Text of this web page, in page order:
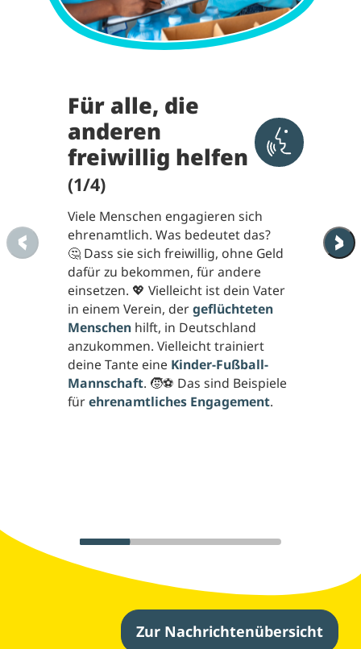
Für alle, die
anderen
freiwillig helfen
(1/4)
Aktivieren
Viele Menschen engagieren sich
ehrenamtlich. Was bedeutet das?
🤔 Dass sie sich freiwillig, ohne Geld
dafür zu bekommen, für andere
einsetzen. 💖 Vielleicht ist dein Vater
in einem Verein, dergeflüchteten
Menschen hilft, in Deutschland
anzukommen. Vielleicht trainiert
deine Tante eine Kinder-Fußball-
Mannschaft. 🧒⚽ Das sind Beispiele
fürehrenamtliches Engagement.
Zur Nachrichtenübersicht